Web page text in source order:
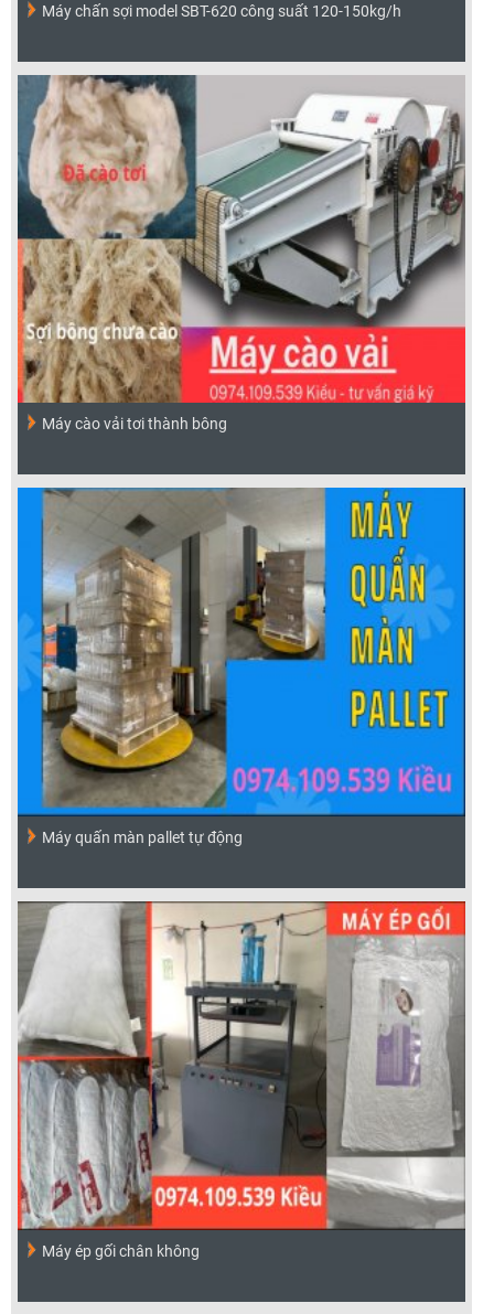
Máy chấn sợi model SBT-620 công suất 120-150kg/h
Máy cào vải tơi thành bông
Máy quấn màn pallet tự động
Máy ép gối chân không